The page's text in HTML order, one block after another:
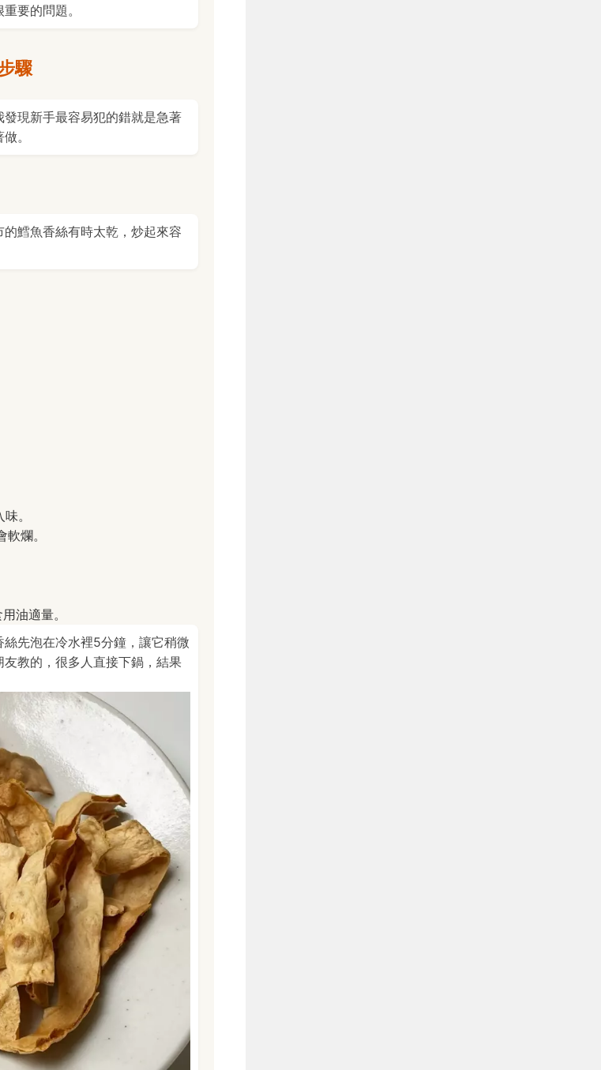
要的問題。
驟
現新手最容易犯的錯就是急著
。
鱈魚香絲有時太乾，炒起來容
。
爛。
油適量。
先泡在冷水裡5分鐘，讓它稍微
教的，很多人直接下鍋，結果